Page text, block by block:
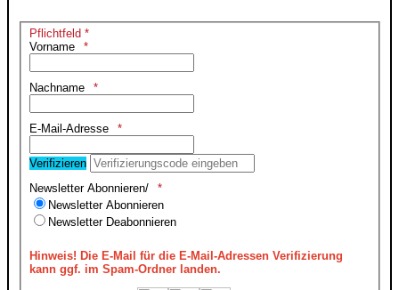
Pflichtfeld *
Vorname
Nachname
E-Mail-Adresse
Verifizieren
Newsletter Abonnieren/
Newsletter Abonnieren
Newsletter Deabonnieren
Hinweis! Die E-Mail für die E-Mail-Adressen Verifizierung
kann ggf. im Spam-Ordner landen.